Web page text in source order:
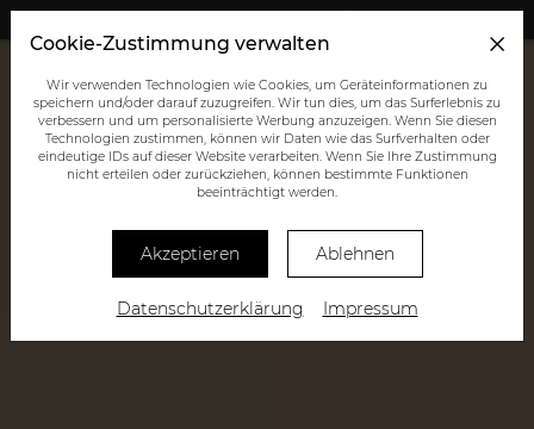
Cookie-Zustimmung verwalten
Wir verwenden Technologien wie Cookies, um Geräteinformationen zu
speichern und/oder darauf zuzugreifen. Wir tun dies, um das Surferlebnis zu
verbessern und um personalisierte Werbung anzuzeigen. Wenn Sie diesen
Technologien zustimmen, können wir Daten wie das Surfverhalten oder
eindeutige IDs auf dieser Website verarbeiten. Wenn Sie Ihre Zustimmung
nicht erteilen oder zurückziehen, können bestimmte Funktionen
beeinträchtigt werden.
Akzeptieren Ablehnen
Datenschutzerklärung Impressum